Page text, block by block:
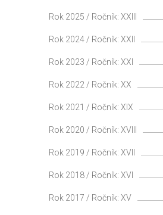
Rok 2025 / Ročník: XXIII
Rok 2024 / Ročník: XXII
Rok 2023 / Ročník: XXI
Rok 2022 / Ročník: XX
Rok 2021 / Ročník: XIX
Rok 2020 / Ročník: XVIII
Rok 2019 / Ročník: XVII
Rok 2018 / Ročník: XVI
Rok 2017 / Ročník: XV